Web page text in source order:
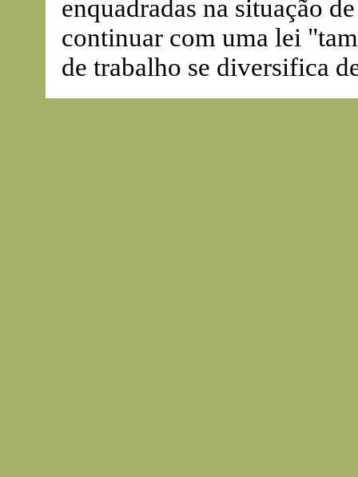
enquadradas na situação
continuar com uma lei
de trabalho se diversifica